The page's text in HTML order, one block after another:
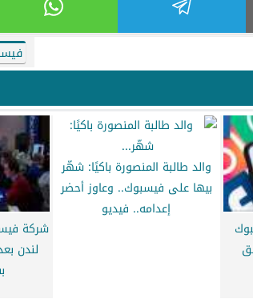
والد طالبة المنصورة باكيًا: شهّر
بيها على فيسبوك.. وعاوز أحضر
إعدامه.. فيديو
شركة
لندن